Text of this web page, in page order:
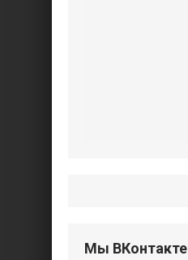
Мы ВКонтакте